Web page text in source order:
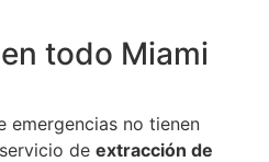
todo Miami
emergencias no tienen
de extracción de